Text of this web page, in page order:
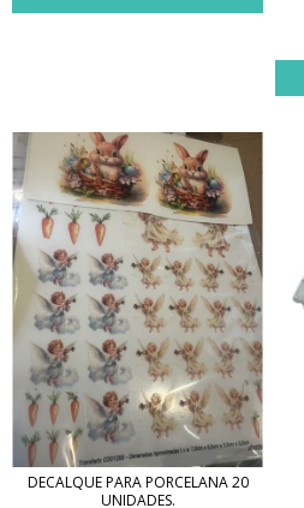
DECALQUE PARA PORCELANA 20
UNIDADES.